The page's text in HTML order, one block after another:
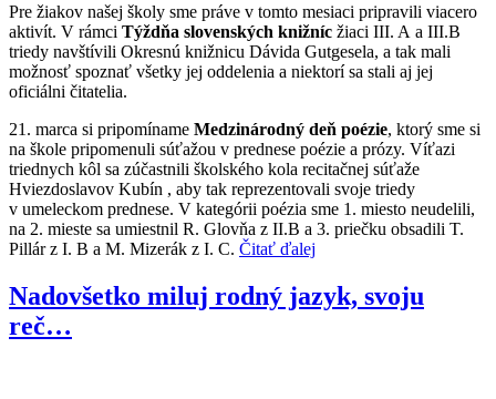
Pre žiakov našej školy sme práve v tomto mesiaci pripravili viacero
aktivít. V rámci Týždňa slovenských knižníc žiaci III. A a III.B
triedy navštívili Okresnú knižnicu Dávida Gutgesela, a tak mali
možnosť spoznať všetky jej oddelenia a niektorí sa stali aj jej
oficiálni čitatelia.
21. marca si pripomíname Medzinárodný deň poézie, ktorý sme si
na škole pripomenuli súťažou v prednese poézie a prózy. Víťazi
triednych kôl sa zúčastnili školského kola recitačnej súťaže
Hviezdoslavov Kubín , aby tak reprezentovali svoje triedy
v umeleckom prednese. V kategórii poézia sme 1. miesto neudelili,
na 2. mieste sa umiestnil R. Glovňa z II.B a 3. priečku obsadili T.
Pillár z I. B a M. Mizerák z I. C. Čitať ďalej
Nadovšetko miluj rodný jazyk, svoju
reč…